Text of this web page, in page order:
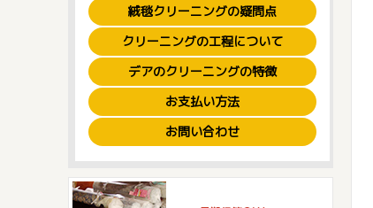
絨毯クリーニングの疑問点
クリーニングの工程について
デアのクリーニングの特徴
お支払い方法
お問い合わせ